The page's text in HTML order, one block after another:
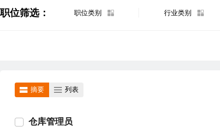
职位筛选： 职位类别 行业类别
摘要 列表
仓库管理员